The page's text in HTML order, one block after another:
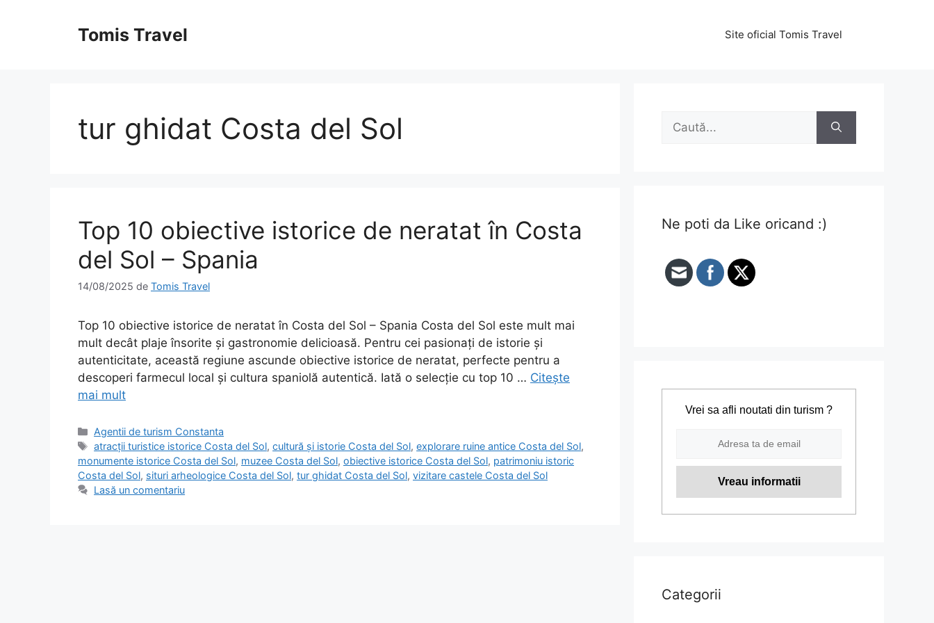
Tomis Travel Site oficial Tomis Travel
tur ghidat Costa del Sol
Top 10 obiective istorice de neratat în Costa
del Sol – Spania
14/08/2025 de Tomis Travel
Top 10 obiective istorice de neratat în Costa del Sol – Spania Costa del Sol este mult mai
mult decât plaje însorite și gastronomie delicioasă. Pentru cei pasionați de istorie și
autenticitate, această regiune ascunde obiective istorice de neratat, perfecte pentru a
descoperi farmecul local și cultura spaniolă autentică. Iată o selecție cu top 10 … Citește
mai mult
Categorii
Agentii de turism Constanta
Etichete
atracții turistice istorice Costa del Sol,cultură și istorie Costa del Sol,explorare ruine antice Costa del Sol,
monumente istorice Costa del Sol, muzee Costa del Sol, obiective istorice Costa del Sol, patrimoniu istoric
Costa del Sol, situri arheologice Costa del Sol, tur ghidat Costa del Sol, vizitare castele Costa del Sol
Lasă un comentariu
Caută
Ne poti da Like oricand :)
Vrei sa afli noutati din turism ?
Categorii